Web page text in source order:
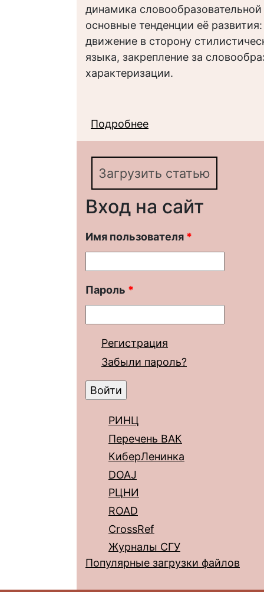
динамика
основные тенденции её
движение в сторону
языка, закрепление за
характеризации.
Подробнее
динамический
Загрузить статью
Вход на сайт
Имя пользователя *
Пароль *
Регистрация
Забыли пароль?
РИНЦ
Перечень ВАК
КиберЛенинка
DOAJ
РЦНИ
ROAD
CrossRef
Журналы СГУ
Популярные загрузки файлов